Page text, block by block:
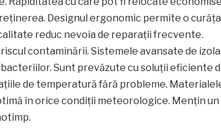
Designul ergonomic permite o
reduc nevoia de reparații frecvente.
contaminării. Sistemele avansate de
Sunt prevăzute cu soluții eficiente
de temperatură fără probleme.
în orice condiții meteorologice. Mențin